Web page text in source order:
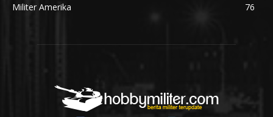
Militer Amerika
76